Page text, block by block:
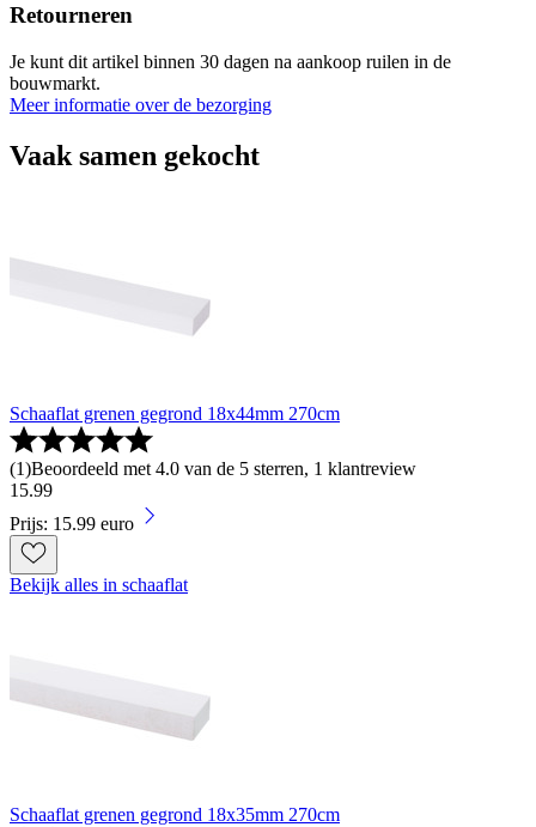
Retourneren
Je kunt dit artikel binnen 30 dagen na aankoop ruilen in de
bouwmarkt.
Meer informatie over de bezorging
Vaak samen gekocht
Schaaflat grenen gegrond 18x44mm 270cm
(1)Beoordeeld met 4.0 van de 5 sterren, 1 klantreview
15.99
Prijs: 15.99 euro
Bekijk alles in schaaflat
Schaaflat grenen gegrond 18x35mm 270cm